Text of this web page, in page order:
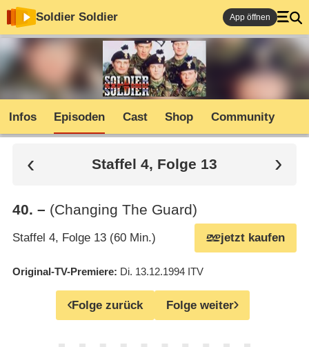
Soldier Soldier App öffnen
Infos Episoden Cast Shop Community
Staffel 4, Folge 13
40. – (Changing The Guard)
Staffel 4, Folge 13 (60 Min.) jetzt kaufen
Original-TV-Premiere Di. 13.12.1994 ITV
Folge zurück Folge weiter